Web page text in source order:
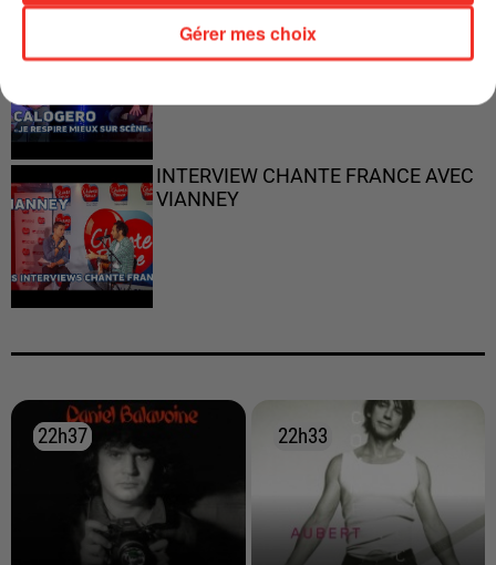
"JE RESPIRE MIEUX SUR SCÈNE" -
CALOGERO
INTERVIEW CHANTE FRANCE AVEC
VIANNEY
22h37
22h37 22h33
22h33
Gérer mes choix